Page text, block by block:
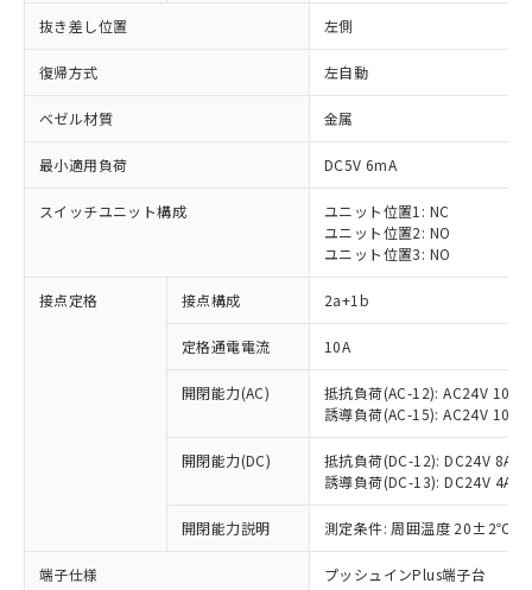
抜き差し位置 左側
復帰方式 左自動
ベゼル材質 金属
最小適用負荷 DC5V 6mA
スイッチユニット構成
ユニット位置1: NC
ユニット位置2: NO
ユニット位置3: NO
接点定格 接点構成 2a+1b
定格通電電流 10A
開閉能力(AC)
抵抗負荷(AC-12): AC24V 10A/
誘導負荷(AC-15): AC24V
開閉能力(DC)
抵抗負荷(DC-12): DC24V 8A/
誘導負荷(DC-13): DC24V 4A/
開閉能力説明 測定条件: 周囲温度 20±2℃、
端子仕様 プッシュインPlus端子台
ご利用条件
対応済み：EU RoHS指令（10物質）の
非含有に対応した製品が提供可能な商品で
対応予定：EU RoHS指令（10物質）の非含
有に対応した製品に切り替える予定のある
対応予定なし：EU RoHS指令（10物質）の